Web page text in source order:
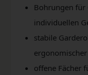
Bohrungen für
individuellen
stabile
offene Fächer